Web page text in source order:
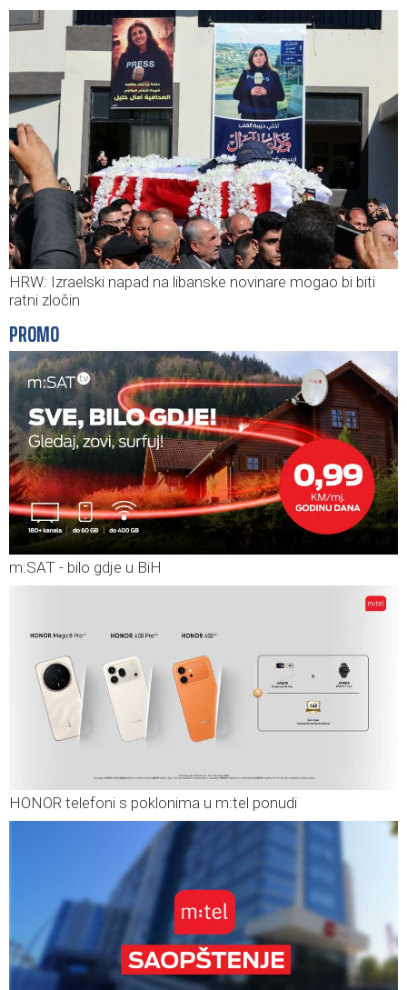
HRW: Izraelski napad na libanske novinare mogao bi biti
ratni zločin
PROMO
m:SAT - bilo gdje u BiH
HONOR telefoni s poklonima u m:tel ponudi